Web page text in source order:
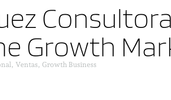
Growth
Ventas, Growth Business